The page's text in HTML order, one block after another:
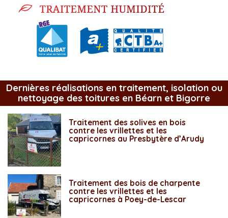
Dernières réalisations en traitement, isolation ou
nettoyage des toitures en Béarn et Bigorre
Traitement des solives en bois
contre les vrillettes et les
capricornes au Presbytère d’Arudy
Traitement des bois de charpente
contre les vrillettes et les
capricornes à Poey-de-Lescar